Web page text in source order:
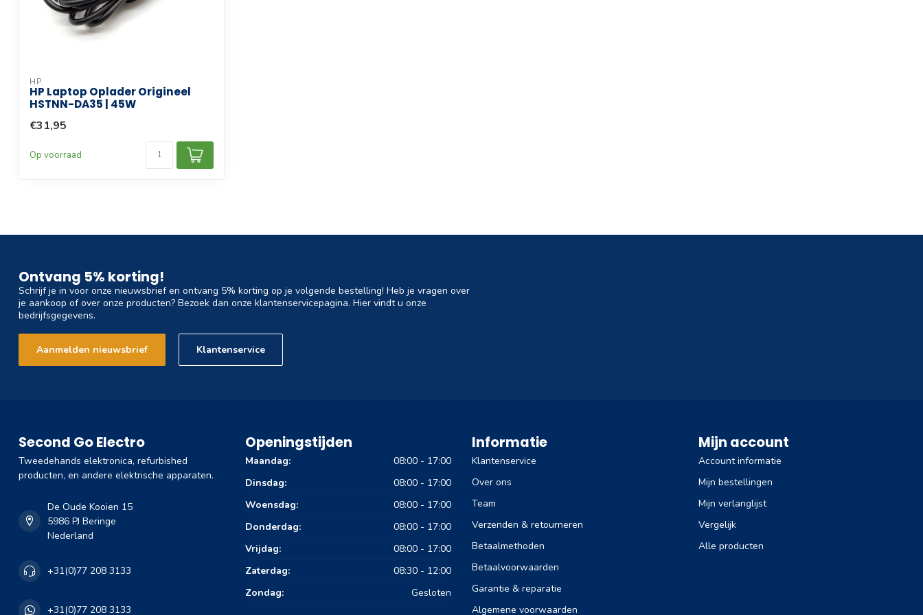
HP.
HP Laptop Oplader Origineel
HSTNN-DA35 | 45W
€31,95
Op voorraad
Ontvang 5% korting!
Schrijf je in voor onze nieuwsbrief en ontvang 5% korting op je volgende bestelling! Heb je vragen over
je aankoop of over onze producten? Bezoek dan onze klantenservicepagina. Hier vindt u onze
bedrijfsgegevens.
Aanmelden nieuwsbrief Klantenservice
Second Go Electro
Tweedehands elektronica, refurbished
producten, en andere elektrische apparaten.
De Oude Kooien 15
5986 PJ Beringe
Nederland
+31(0)77 208 3133
+31(0)77 208 3133
Openingstijden
Maandag:
08:00 - 17:00
Dinsdag:
08:00 - 17:00
Woensdag:
08:00 - 17:00
Donderdag:
08:00 - 17:00
Vrijdag:
08:00 - 17:00
Zaterdag:
08:30 - 12:00
Zondag:
Gesloten
Informatie
Klantenservice
Over ons
Team
Verzenden & retourneren
Betaalmethoden
Betaalvoorwaarden
Garantie & reparatie
Algemene voorwaarden
Mijn account
Account informatie
Mijn bestellingen
Mijn verlanglijst
Vergelijk
Alle producten